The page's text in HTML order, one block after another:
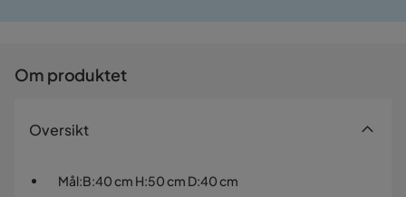
Om produktet
Oversikt
Mål:B:40 cm H:50 cm D:40 cm